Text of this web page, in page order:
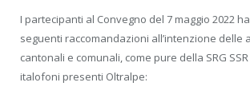
I partecipanti al Convegno del 7 maggio 2022
seguenti raccomandazioni all’intenzione delle
cantonali e comunali, come pure della SRG
italofoni presenti Oltralpe: